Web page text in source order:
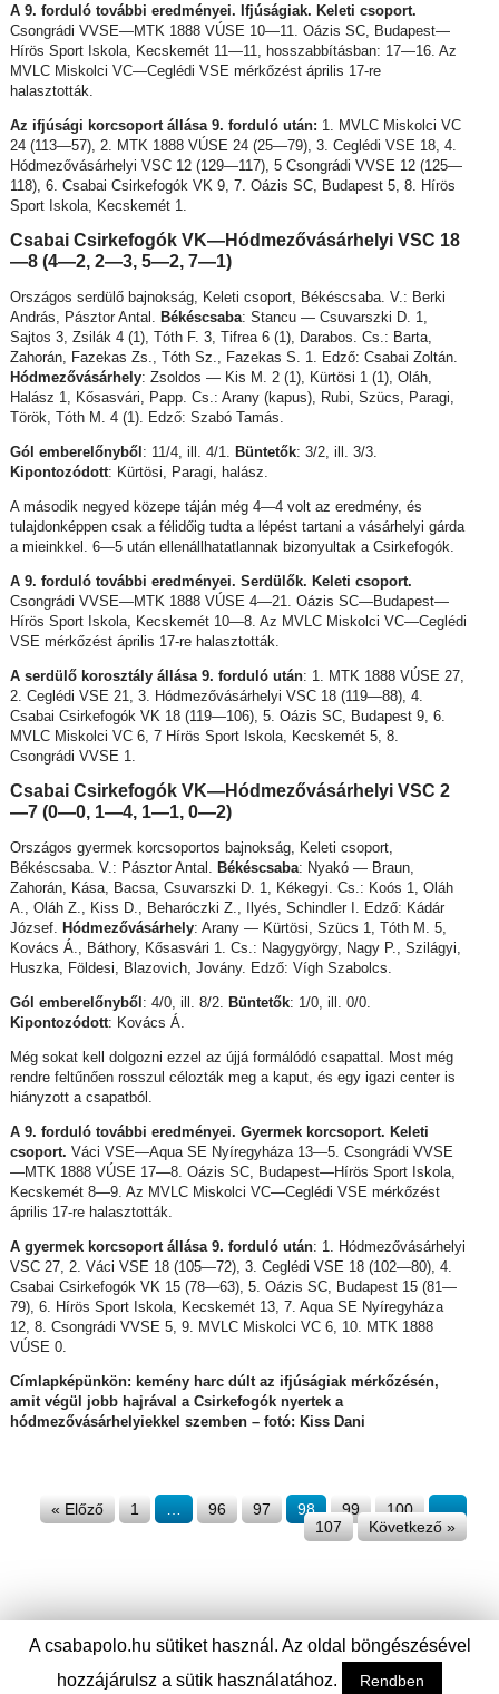
A 9. forduló további eredményei. Ifjúságiak. Keleti csoport.
Csongrádi VVSE—MTK 1888 VÚSE 10—11. Oázis SC, Budapest—
Hírös Sport Iskola, Kecskemét 11—11, hosszabbításban: 17—16. Az
MVLC Miskolci VC—Ceglédi VSE mérkőzést április 17-re
halasztották.
Az ifjúsági korcsoport állása 9. forduló után: 1. MVLC Miskolci VC
24 (113—57), 2. MTK 1888 VÚSE 24 (25—79), 3. Ceglédi VSE 18, 4.
Hódmezővásárhelyi VSC 12 (129—117), 5 Csongrádi VVSE 12 (125—
118), 6. Csabai Csirkefogók VK 9, 7. Oázis SC, Budapest 5, 8. Hírös
Sport Iskola, Kecskemét 1.
Csabai Csirkefogók VK—Hódmezővásárhelyi VSC 18
—8 (4—2, 2—3, 5—2, 7—1)
Országos serdülő bajnokság, Keleti csoport, Békéscsaba. V.: Berki
András, Pásztor Antal.
Békéscsaba: Stancu — Csuvarszki D. 1,
Sajtos 3, Zsilák 4 (1), Tóth F. 3, Tifrea 6 (1), Darabos. Cs.: Barta,
Zahorán, Fazekas Zs., Tóth Sz., Fazekas S. 1. Edző: Csabai Zoltán.
Hódmezővásárhely: Zsoldos — Kis M. 2 (1), Kürtösi 1 (1), Oláh,
Halász 1, Kősasvári, Papp. Cs.: Arany (kapus), Rubi, Szücs, Paragi,
Török, Tóth M. 4 (1). Edző: Szabó Tamás.
Gól emberelőnyből : 11/4, ill. 4/1. Büntetők: 3/2, ill. 3/3.
Kipontozódott: Kürtösi, Paragi, halász.
A második negyed közepe táján még 4—4 volt az eredmény, és
tulajdonképpen csak a félidőig tudta a lépést tartani a vásárhelyi gárda
a mieinkkel. 6—5 után ellenállhatatlannak bizonyultak a Csirkefogók.
A 9. forduló további eredményei. Serdülők. Keleti csoport.
Csongrádi VVSE—MTK 1888 VÚSE 4—21. Oázis SC—Budapest—
Hírös Sport Iskola, Kecskemét 10—8. Az MVLC Miskolci VC—Ceglédi
VSE mérkőzést április 17-re halasztották.
A serdülő korosztály állása 9. forduló után: 1. MTK 1888 VÚSE 27,
2. Ceglédi VSE 21, 3. Hódmezővásárhelyi VSC 18 (119—88), 4.
Csabai Csirkefogók VK 18 (119—106), 5. Oázis SC, Budapest 9, 6.
MVLC Miskolci VC 6, 7 Hírös Sport Iskola, Kecskemét 5, 8.
Csongrádi VVSE 1.
Csabai Csirkefogók VK—Hódmezővásárhelyi VSC 2
—7 (0—0, 1—4, 1—1, 0—2)
Országos gyermek korcsoportos bajnokság, Keleti csoport,
Békéscsaba. V.: Pásztor Antal.
Békéscsaba: Nyakó — Braun,
Zahorán, Kása, Bacsa, Csuvarszki D. 1, Kékegyi. Cs.: Koós 1, Oláh
A., Oláh Z., Kiss D., Beharóczki Z., Ilyés, Schindler I. Edző: Kádár
József.
Hódmezővásárhely: Arany — Kürtösi, Szücs 1, Tóth M. 5,
Kovács Á., Báthory, Kősasvári 1. Cs.: Nagygyörgy, Nagy P., Szilágyi,
Huszka, Földesi, Blazovich, Jovány. Edző: Vígh Szabolcs.
Gól emberelőnyből : 4/0, ill. 8/2. Büntetők: 1/0, ill. 0/0.
Kipontozódott: Kovács Á.
Még sokat kell dolgozni ezzel az újjá formálódó csapattal. Most még
rendre feltűnően rosszul célozták meg a kaput, és egy igazi center is
hiányzott a csapatból.
A 9. forduló további eredményei. Gyermek korcsoport. Keleti
csoport. Váci VSE—Aqua SE Nyíregyháza 13—5. Csongrádi VVSE
—MTK 1888 VÚSE 17—8. Oázis SC, Budapest—Hírös Sport Iskola,
Kecskemét 8—9. Az MVLC Miskolci VC—Ceglédi VSE mérkőzést
április 17-re halasztották.
A gyermek korcsoport állása 9. forduló után: 1. Hódmezővásárhelyi
VSC 27, 2. Váci VSE 18 (105—72), 3. Ceglédi VSE 18 (102—80), 4.
Csabai Csirkefogók VK 15 (78—63), 5. Oázis SC, Budapest 15 (81—
79), 6. Hírös Sport Iskola, Kecskemét 13, 7. Aqua SE Nyíregyháza
12, 8. Csongrádi VVSE 5, 9. MVLC Miskolci VC 6, 10. MTK 1888
VÚSE 0.
Címlapképünkön: kemény harc dúlt az ifjúságiak mérkőzésén,
amit végül jobb hajrával a Csirkefogók nyertek a
hódmezővásárhelyiekkel szemben – fotó: Kiss Dani
« Előző 1 96 97 98 99 100
…
107
Következő »
A csabapolo.hu sütiket használ. Az oldal böngészésével
hozzájárulsz a sütik használatához.
Rendben